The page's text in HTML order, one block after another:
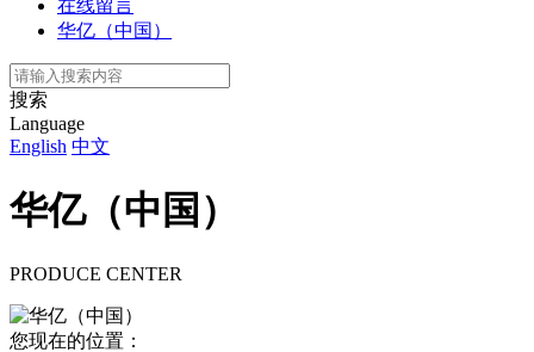
在线留言
华亿（中国）
搜索
Language
English 中文
华亿（中国）
PRODUCE CENTER
您现在的位置：